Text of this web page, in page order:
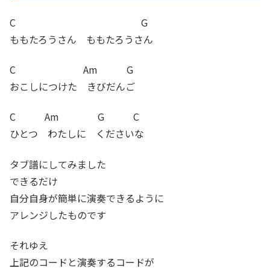
C G
ももたろうさん ももたろうさん
C Am G
おこしにつけた きびだんご
C Am G C
ひとつ わたしに くださいな
タブ譜にしてみました
できるだけ
自分自身が簡単に演奏できるように
アレンジしたものです
それゆえ
上記のコードと演奏するコードが